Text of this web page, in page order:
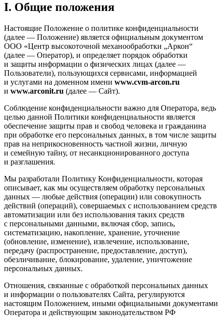
I. Общие положения
Настоящие Положение о политике конфиденциальности
(далее — Положение) является официальным документом
ООО «Центр высокоточной механообработки „Аркон“
(далее — Оператор), и определяет порядок обработки
и защиты информации о физических лицах (далее —
Пользователи), пользующихся сервисами, информацией
и услугами на доменном имени www.cvm-arcon.ru
и www.arconit.ru (далее — Сайт).
Соблюдение конфиденциальности важно для Оператора, ведь
целью данной Политики конфиденциальности является
обеспечение защиты прав и свобод человека и гражданина
при обработке его персональных данных, в том числе защиты
прав на неприкосновенность частной жизни, личную
и семейную тайну, от несанкционированного доступа
и разглашения.
Мы разработали Политику Конфиденциальности, которая
описывает, как мы осуществляем обработку персональных
данных — любые действия (операции) или совокупность
действий (операций), совершаемых с использованием средств
автоматизации или без использования таких средств
с персональными данными, включая сбор, запись,
систематизацию, накопление, хранение, уточнение
(обновление, изменение), извлечение, использование,
передачу (распространение, предоставление, доступ),
обезличивание, блокирование, удаление, уничтожение
персональных данных.
Отношения, связанные с обработкой персональных данных
и информации о пользователях Сайта, регулируются
настоящим Положением, иными официальными документами
Оператора и действующим законодательством РФ